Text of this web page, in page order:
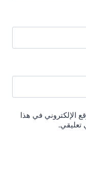
الإلكتروني في هذا
تعليقي.